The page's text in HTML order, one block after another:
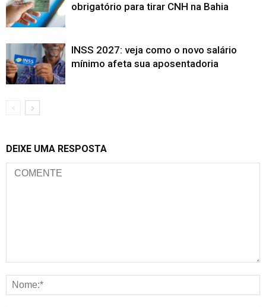
obrigatório para tirar CNH na Bahia
INSS 2027: veja como o novo salário
mínimo afeta sua aposentadoria
DEIXE UMA RESPOSTA